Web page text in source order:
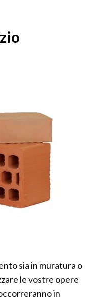
sia in muratura o
le vostre opere
in